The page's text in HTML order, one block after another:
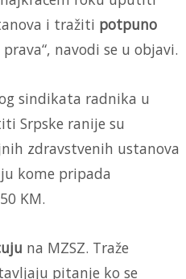
i tražiti potpuno
navodi se u objavi.
sindikata radnika u
Srpske ranije su
zdravstvenih ustanova
kome pripada
KM.
na MZSZ. Traže
pitanje ko se